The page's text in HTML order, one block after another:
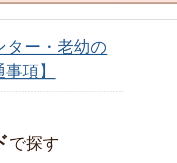
ター・老幼の
項】
で探す